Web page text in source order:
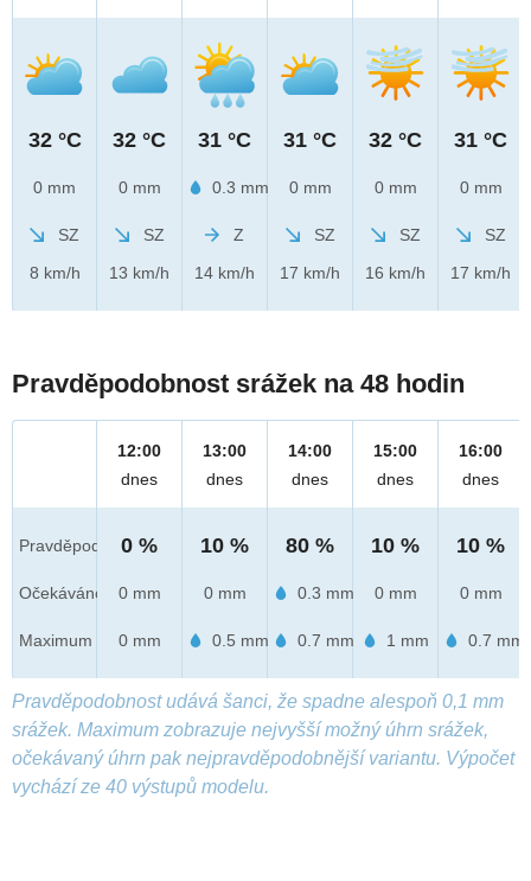
32 °C
0 mm
SZ
8 km/h
32 °C
0 mm
SZ
13 km/h
31 °C
0.3 mm
Z
14 km/h
31 °C
0 mm
SZ
17 km/h
32 °C
0 mm
SZ
16 km/h
31 °C
0 mm
SZ
17 km/h
Pravděpodobnost srážek na 48 hodin
Pravděpod.
Očekáváno
Maximum
12:00
dnes
0 %
0 mm
0 mm
13:00
dnes
10 %
0 mm
0.5 mm
14:00
dnes
80 %
0.3 mm
0.7 mm
15:00
dnes
10 %
0 mm
1 mm
16:00
dnes
10 %
0 mm
0.7 mm
Pravděpodobnost udává šanci, že spadne alespoň 0,1 mm
srážek. Maximum zobrazuje nejvyšší možný úhrn srážek,
očekávaný úhrn pak nejpravděpodobnější variantu. Výpočet
vychází ze 40 výstupů modelu.